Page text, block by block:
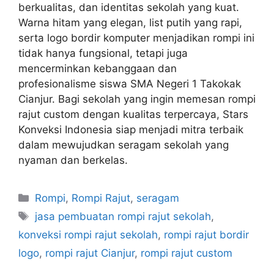
berkualitas, dan identitas sekolah yang kuat.
Warna hitam yang elegan, list putih yang rapi,
serta logo bordir komputer menjadikan rompi ini
tidak hanya fungsional, tetapi juga
mencerminkan kebanggaan dan
profesionalisme siswa SMA Negeri 1 Takokak
Cianjur. Bagi sekolah yang ingin memesan rompi
rajut custom dengan kualitas terpercaya, Stars
Konveksi Indonesia siap menjadi mitra terbaik
dalam mewujudkan seragam sekolah yang
nyaman dan berkelas.
Rompi, Rompi Rajut, seragam
jasa pembuatan rompi rajut sekolah,
konveksi rompi rajut sekolah, rompi rajut bordir
logo, rompi rajut Cianjur, rompi rajut custom